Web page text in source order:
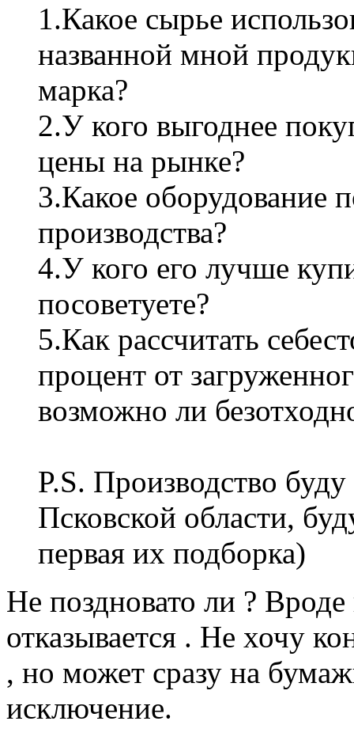
1.Какое сырье
названной мной
марка?
2.У кого выгоднее
цены на рынке?
3.Какое оборудование
производства?
4.У кого его лучше
посоветуете?
5.Как рассчитать
процент от
возможно ли
P.S. Производство
Псковской области,
первая их подборка)
Не поздновато ли ?
отказывается . Не хочу
, но может сразу на
исключение.